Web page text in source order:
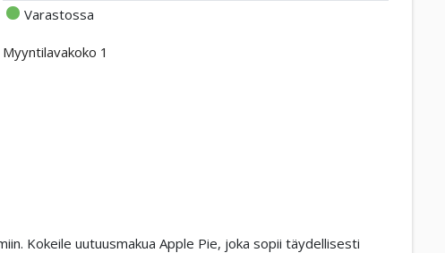
Varastossa
Myyntilavakoko 1
Kokeile uutuusmakua Apple Pie, joka sopii täydellisesti